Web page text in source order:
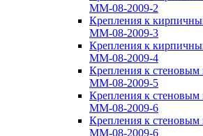
ММ-08-2009-2
Крепления к
ММ-08-2009-3
Крепления к
ММ-08-2009-4
Крепления к
ММ-08-2009-5
Крепления к
ММ-08-2009-6
Крепления к
ММ-08-2009-6